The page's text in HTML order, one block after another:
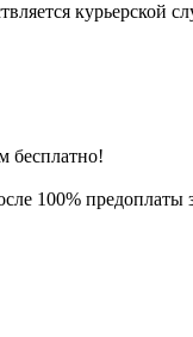
курьерской
бесплатно!
100% предоплаты